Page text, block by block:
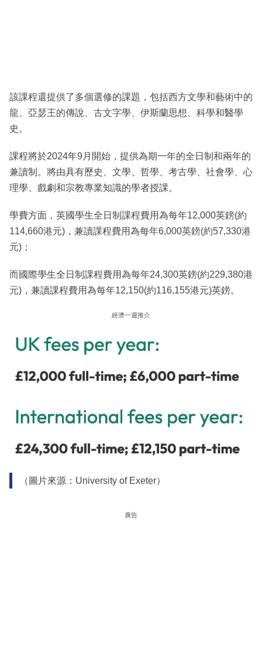
該課程還提供了多個選修的課題，包括西方文學和藝術中的
龍、亞瑟王的傳說、古文字學、伊斯蘭思想、科學和醫學
史。
課程將於2024年9月開始，提供為期一年的全日制和兩年的
兼讀制。將由具有歷史、文學、哲學、考古學、社會學、心
理學、戲劇和宗教專業知識的學者授課。
學費方面，英國學生全日制課程費用為每年12,000英鎊(約
114,660港元)，兼讀課程費用為每年6,000英鎊(約57,330港
元)；
而國際學生全日制課程費用為每年24,300英鎊(約229,380港
元)，兼讀課程費用為每年12,150(約116,155港元)英鎊。
經濟一週推介
（圖片來源：University of Exeter）
廣告